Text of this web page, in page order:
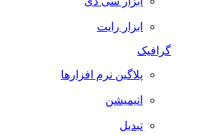
ابزار رایت
گرافیک
پلاگین نرم افزارها
انیمیشن
تبدیل